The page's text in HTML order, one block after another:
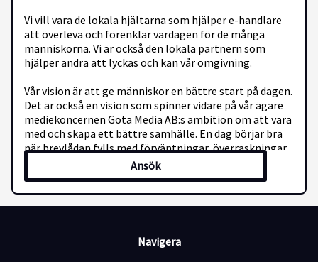
Vi vill vara de lokala hjältarna som hjälper e-handlare
att överleva och förenklar vardagen för de många
människorna. Vi är också den lokala partnern som
hjälper andra att lyckas och kan vår omgivning.
Vår vision är att ge människor en bättre start på dagen.
Det är också en vision som spinner vidare på vår ägare
mediekoncernen Gota Media AB:s ambition om att vara
med och skapa ett bättre samhälle. En dag börjar bra
när brevlådan fylls med förväntningar, överraskningar,
viktiga försändelser i form av tidningar, post och paket.
För distributörer kan en dag börja bra när ditt
deltidsarbete hos Point skapar möjligheter!
Ansök
Navigera